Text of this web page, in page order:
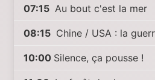
07:15 Au bout c'est la mer
08:15 Chine / USA : la
10:00 Silence, ça pousse !